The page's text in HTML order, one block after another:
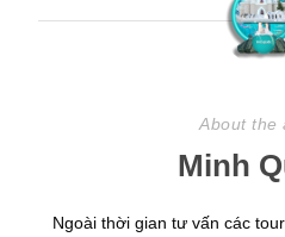
About the
Minh
Ngoài thời gian tư vấn các